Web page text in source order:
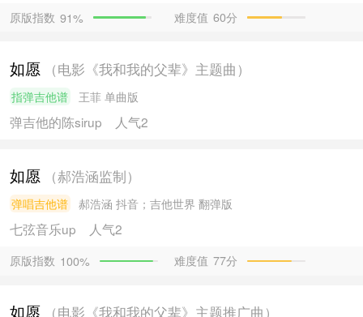
原版指数 91% 难度值 60分
如愿 （电影《我和我的父辈》主题曲）
指弹吉他谱 王菲 单曲版
弹吉他的陈sirup 人气2
如愿 （郝浩涵监制）
弹唱吉他谱 郝浩涵 抖音；吉他世界 翻弹版
七弦音乐up 人气2
原版指数 100% 难度值 77分
如愿 （电影《我和我的父辈》主题推广曲）